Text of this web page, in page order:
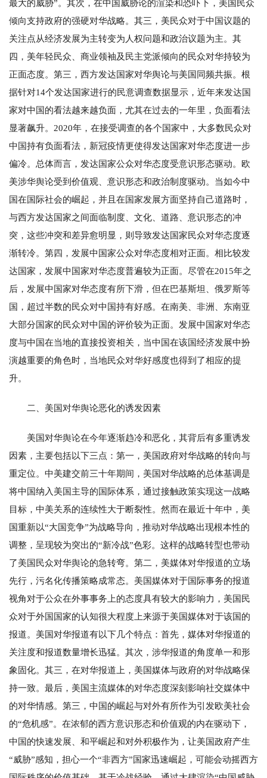
最大的威胁”。其次，在中国威胁论的渲染和恐吓下，美国民众
倾向支持政府的强硬对华战略。其三，美民众对于中国议题的
关注点从经济发展为主转变为人权问题和政治议题为主。其
四，美年轻民众、商业领袖及民主党派倾向的民众对华持较为
正面态度。第三，西方发达国家对华舆论与美国同频共振。根
据针对14个发达国家进行的民意调查数据显示，近年来发达国
家对中国的看法越来越负面，尤其在过去的一年里，负面看法
显著飙升。2020年，在接受调查的各个国家中，大多数民众对
中国持有负面看法，新冠疫情更使得发达国家对华态度进一步
偏冷。总体而言，发达国家公众对华态度受意识形态驱动。欧
美涉华舆论受到价值观、意识形态和政治制度驱动。当如今中
国在国际社会的崛起，并且在国家发展方面坚持自己道路时，
与西方发达国家之间面临制度、文化、道路、意识形态的冲
突，这些冲突和差异愈明显，则导致发达国家民众对华态度逐
渐转冷。第四，发展中国家公众对华态度相对正面。相比较发
达国家，发展中国家对华态度普遍较为正面。尽管在2015年之
后，发展中国家对华态度有所下滑，但在巴基斯坦、俄罗斯等
国，超过半数的民众对中国持有好感。在南美、非洲、东南亚
大部分国家的民众对中国的评价较为正面。发展中国家对华态
度与中国在当地的直接投资相关，当中国在该国经济发展中扮
演越重要的角色时，当地民众对华好感度也得到了相应的提
升。
二、美国对华舆论恶化的诱发因素
美国对华舆论在今年逐渐趋冷和恶化，其背后有多重诱发
因素，主要包括以下三点：第一，美国政府对华战略的转向与
重定位。中美建交前三十年期间，美国对华战略的总体基调是
将中国纳入美国主导的国际体系，通过接触政策实现这一战略
目标，中美关系的连续性大于断裂性。然而在最近十年中，美
国重新以“大国竞争”为战略导向，推动对华战略出现根本性的
调整，呈现较为突出的“新冷战”色彩。这样的战略转型也带动
了美国民众对华舆论的急转弯。第二，美媒体对华报道的立场
先行，污名化传播策略成常态。美国媒体对于国际事务的报道
视角对于公众在外事事务上的态度具有较大的影响力，美国民
众对于外国国家的认知很大程度上来源于美国媒体对于该国的
报道。美国对华报道有以下几个特点：首先，媒体对华报道的
关注度和报道数量增长迅猛。其次，涉华报道的角度单一和形
象固化。其三，在对华报道上，美国媒体与政府的对华战略保
持一致。最后，美国主流媒体的对华态度深刻影响社交媒体中
的对华情感。第三，中国的崛起与对外有所作为引发欧美社会
的“危机感”。在浓郁的西方意识形态和价值观的内在驱动下，
中国的快速发展、和平崛起和对外积极作为，让美国政府产生
“威胁”感知，担心一个“非西方”国家迅速崛起，可能会动摇西方